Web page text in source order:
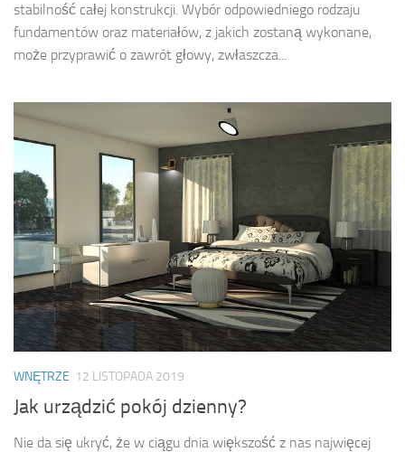
stabilność całej konstrukcji. Wybór odpowiedniego rodzaju
fundamentów oraz materiałów, z jakich zostaną wykonane,
może przyprawić o zawrót głowy, zwłaszcza...
WNĘTRZE 12 LISTOPADA 2019
Jak urządzić pokój dzienny?
Nie da się ukryć, że w ciągu dnia większość z nas najwięcej